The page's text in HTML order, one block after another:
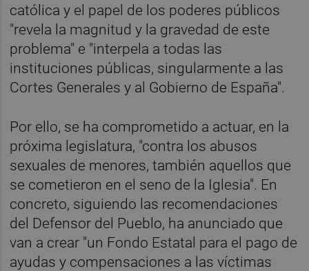
católica y el papel de los poderes públicos
"revela la magnitud y la gravedad de este
problema" e "interpela a todas las
instituciones públicas, singularmente a las
Cortes Generales y al Gobierno de España".
Por ello, se ha comprometido a actuar, en la
próxima legislatura, "contra los abusos
sexuales de menores, también aquellos que
se cometieron en el seno de la Iglesia". En
concreto, siguiendo las recomendaciones
del Defensor del Pueblo, ha anunciado que
van a crear "un Fondo Estatal para el pago de
ayudas y compensaciones a las víctimas